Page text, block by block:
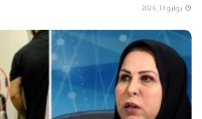
يوليو 13, 2026